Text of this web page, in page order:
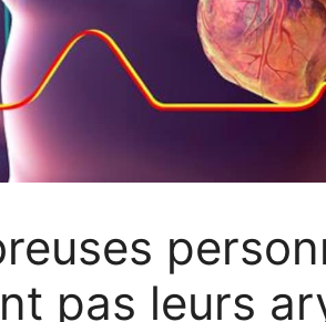
pas leurs